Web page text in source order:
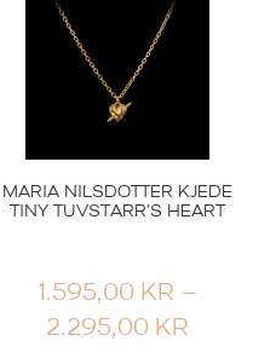
MARIA NILSDOTTER KJEDE
TINY TUVSTARR’S HEART
1.595,00 KR –
2.295,00 KR